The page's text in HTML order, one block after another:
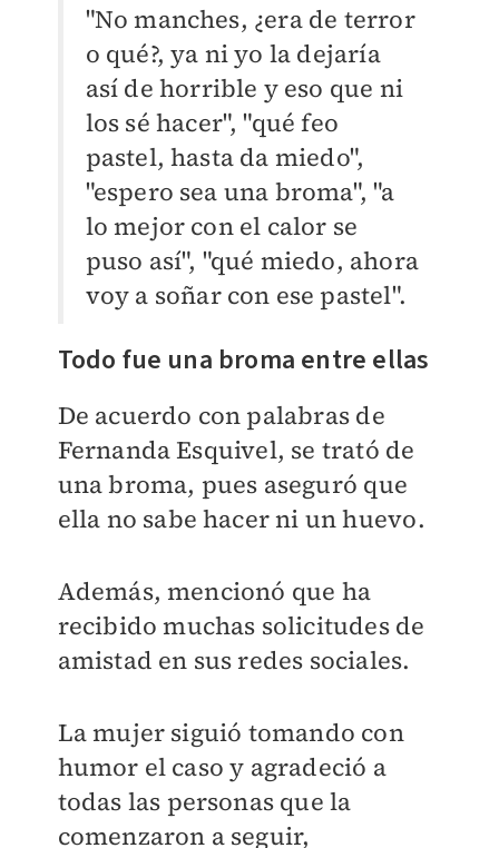
"No manches, ¿era de terror
o qué?, ya ni yo la dejaría
así de horrible y eso que ni
los sé hacer", "qué feo
pastel, hasta da miedo",
"espero sea una broma", "a
lo mejor con el calor se
puso así", "qué miedo, ahora
voy a soñar con ese pastel".
Todo fue una broma entre ellas
De acuerdo con palabras de
Fernanda Esquivel, se trató de
una broma, pues aseguró que
ella no sabe hacer ni un huevo.
Además, mencionó que ha
recibido muchas solicitudes de
amistad en sus redes sociales.
La mujer siguió tomando con
humor el caso y agradeció a
todas las personas que la
comenzaron a seguir,